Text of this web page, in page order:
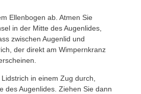
Ellenbogen ab. Atmen Sie
in der Mitte des Augenlides,
zwischen Augenlid und
der direkt am Wimpernkranz
in einem Zug durch,
des Augenlides. Ziehen Sie dann